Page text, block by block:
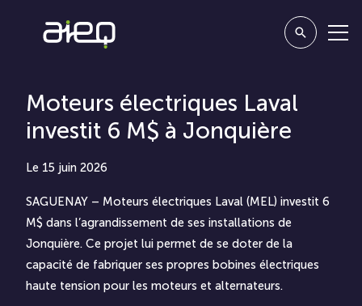
Moteurs électriques Laval
investit 6 M$ à Jonquière
Le 15 juin 2026
SAGUENAY – Moteurs électriques Laval (MEL) investit 6
M$ dans l’agrandissement de ses installations de
Jonquière. Ce projet lui permet de se doter de la
capacité de fabriquer ses propres bobines électriques
haute tension pour les moteurs et alternateurs.